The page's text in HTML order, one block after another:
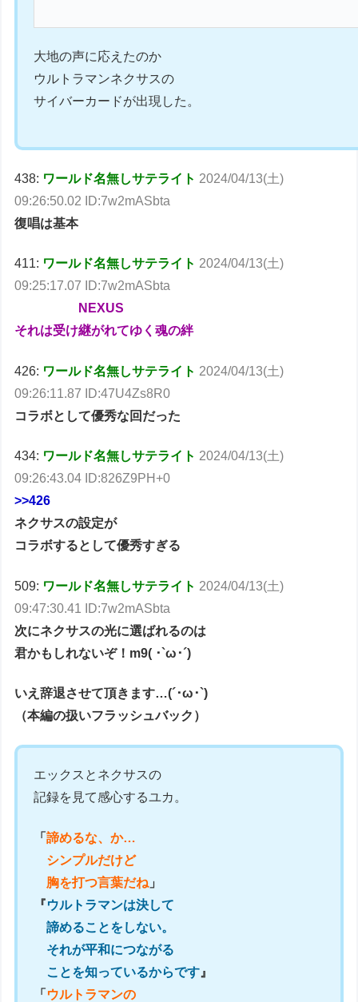
大地の声に応えたのか
ウルトラマンネクサスの
サイバーカードが出現した。
438: ワールド名無しサテライト 2024/04/13(土)
09:26:50.02 ID:7w2mASbta
復唱は基本
411: ワールド名無しサテライト 2024/04/13(土)
09:25:17.07 ID:7w2mASbta
NEXUS
それは受け継がれてゆく魂の絆
426: ワールド名無しサテライト 2024/04/13(土)
09:26:11.87 ID:47U4Zs8R0
コラボとして優秀な回だった
434: ワールド名無しサテライト 2024/04/13(土)
09:26:43.04 ID:826Z9PH+0
>>426
ネクサスの設定が
コラボするとして優秀すぎる
509: ワールド名無しサテライト 2024/04/13(土)
09:47:30.41 ID:7w2mASbta
次にネクサスの光に選ばれるのは
君かもしれないぞ！m9( ･`ω･´)
いえ辞退させて頂きます…(´･ω･`)
（本編の扱いフラッシュバック）
エックスとネクサスの
記録を見て感心するユカ。
「諦めるな、か…
シンプルだけど
胸を打つ言葉だね 」
『ウルトラマンは決して
諦めることをしない。
それが平和につながる
ことを知っているからです 』
「 ウルトラマンの